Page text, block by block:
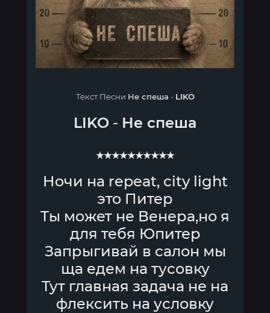
Текст Песни Не спеша - LIKO
LIKO - Не спеша
★★★★★★★★★★
Ночи на repeat, city light
это Питер
Ты может не Венера,но я
для тебя Юпитер
Запрыгивай в салон мы
ща едем на тусовку
Тут главная задача не на
флексить на условку